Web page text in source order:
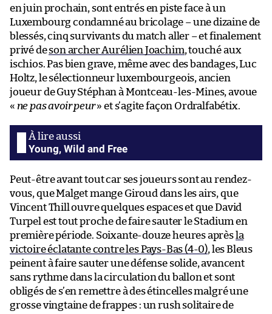
en juin prochain, sont entrés en piste face à un
Luxembourg condamné au bricolage – une dizaine de
blessés, cinq survivants du match aller – et finalement
privé deson archer Aurélien Joachim, touché aux
ischios. Pas bien grave, même avec des bandages, Luc
Holtz, le sélectionneur luxembourgeois, ancien
joueur de Guy Stéphan à Montceau-les-Mines, avoue
« ne pas avoir peur» et s’agite façon Ordralfabétix.
Young, Wild and Free
Peut-être avant tout car ses joueurs sont au rendez-
vous, que Malget mange Giroud dans les airs, que
Vincent Thill ouvre quelques espaces et que David
Turpel est tout proche de faire sauter le Stadium en
première période. Soixante-douze heures après la
victoire éclatante contre les Pays-Bas (4-0), les Bleus
peinent à faire sauter une défense solide, avancent
sans rythme dans la circulation du ballon et sont
obligés de s’en remettre à des étincelles malgré une
grosse vingtaine de frappes : un rush solitaire de